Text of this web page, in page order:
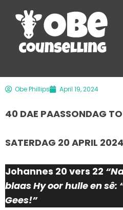
Obe Phillips April 19, 2024
40 DAE PAASSONDAG
SATERDAG 20 APRIL 2024
Johannes 20 vers 22
blaas Hy oor hulle en sê:
Gees!”